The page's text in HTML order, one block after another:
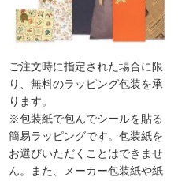
ご注文時に指定された場合に限
り、無料のラッピング包装を承
ります。
※包装紙で包んでシールを貼る
簡易ラッピングです。包装紙を
お選びいただくことはできませ
ん。また、メーカー包装紙や紙